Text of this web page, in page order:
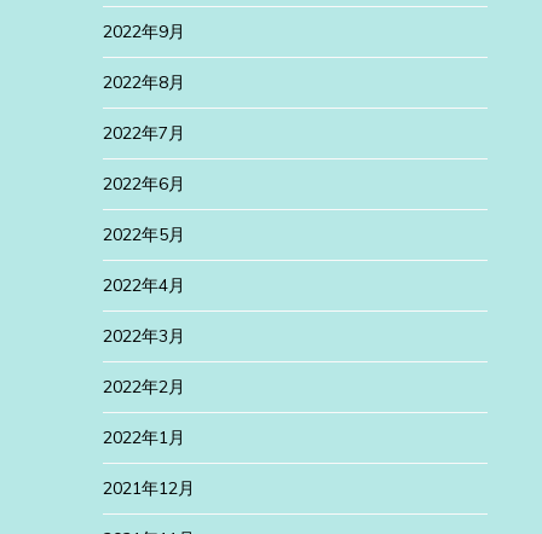
2022年9月
2022年8月
2022年7月
2022年6月
2022年5月
2022年4月
2022年3月
2022年2月
2022年1月
2021年12月